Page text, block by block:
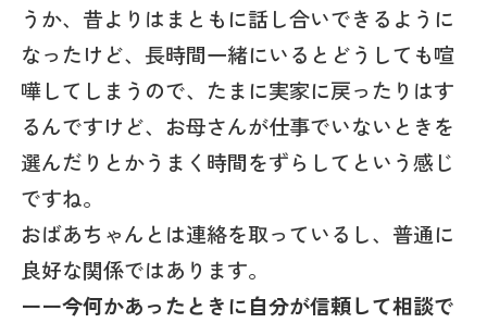
うか、昔よりはまともに話し合いできるように
なったけど、長時間一緒にいるとどうしても喧
嘩してしまうので、たまに実家に戻ったりはす
るんですけど、お母さんが仕事でいないときを
選んだりとかうまく時間をずらしてという感じ
ですね。
おばあちゃんとは連絡を取っているし、普通に
良好な関係ではあります。
ーー今何かあったときに自分が信頼して相談で